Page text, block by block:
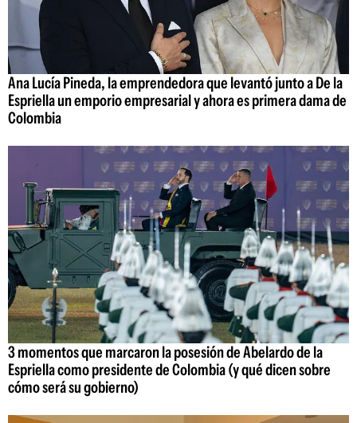
Ana Lucía Pineda, la emprendedora que levantó junto a De la
Espriella un emporio empresarial y ahora es primera dama de
Colombia
3 momentos que marcaron la posesión de Abelardo de la
Espriella como presidente de Colombia (y qué dicen sobre
cómo será su gobierno)